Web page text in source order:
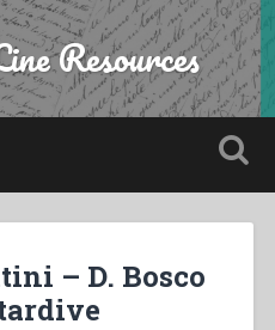
Resources
– D. Bosco